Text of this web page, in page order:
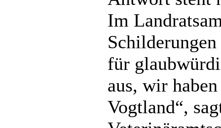
Im
Schilderungen
für
aus, wir
Vogtland“,